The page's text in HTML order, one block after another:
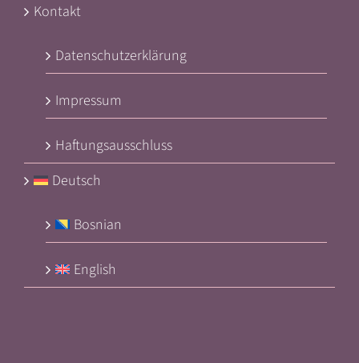
Kontakt
Datenschutzerklärung
Impressum
Haftungsausschluss
Deutsch
Bosnian
English